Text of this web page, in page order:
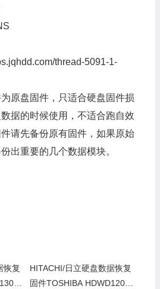
thread-5091-1-
原盘固件，只适合硬盘固件损
据的时候使用，不适合跑自效
请先备份原有固件，如果原始
出重要的几个数据模块。
恢复
M
HITACHI/日立硬盘数据恢复
固件TOSHIBA HDWD120-M